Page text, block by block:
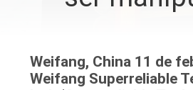
ÉNTRENOS
Weifang, China 11 de
Weifang Superreliable